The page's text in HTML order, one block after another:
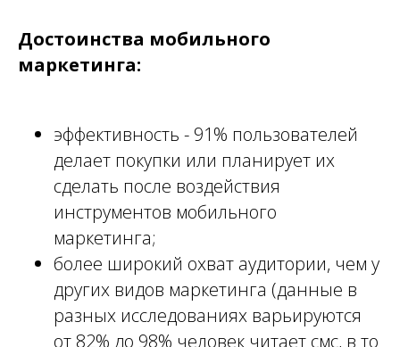
Достоинства мобильного
маркетинга:
эффективность - 91% пользователей
делает покупки или планирует их
сделать после воздействия
инструментов мобильного
маркетинга;
более широкий охват аудитории, чем у
других видов маркетинга (данные в
разных исследованиях варьируются
от 82% до 98% человек читает смс, в то